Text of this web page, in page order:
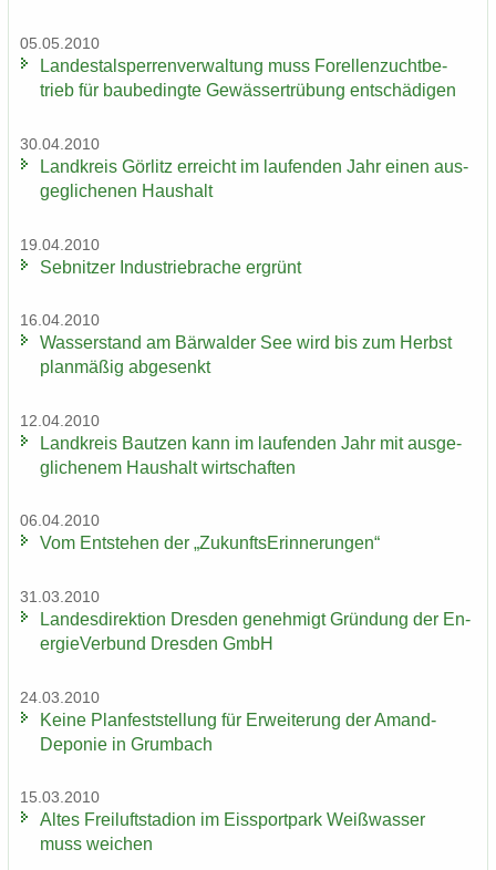
05.05.2010
Lan­des­tal­sper­ren­ver­wal­tung muss Fo­rel­len­zucht­be­
trieb für bau­be­ding­te Ge­wäs­ser­trü­bung ent­schä­di­gen
30.04.2010
Land­kreis Gör­litz er­reicht im lau­fen­den Jahr einen aus­
ge­gli­che­nen Haus­halt
19.04.2010
Seb­nit­zer In­dus­trie­bra­che er­grünt
16.04.2010
Was­ser­stand am Bär­wal­der See wird bis zum Herbst
plan­mä­ßig ab­ge­senkt
12.04.2010
Land­kreis Baut­zen kann im lau­fen­den Jahr mit aus­ge­
gli­che­nem Haus­halt wirt­schaf­ten
06.04.2010
Vom Ent­ste­hen der „Zu­kunfts­Er­in­ne­run­gen“
31.03.2010
Lan­des­di­rek­ti­on Dres­den ge­neh­migt Grün­dung der En­
er­gie­Ver­bund Dres­den GmbH
24.03.2010
Keine Plan­fest­stel­lung für Er­wei­te­rung der Amand-​
Deponie in Grum­bach
15.03.2010
Altes Frei­luft­sta­di­on im Eis­sport­park Weiß­was­ser
muss wei­chen